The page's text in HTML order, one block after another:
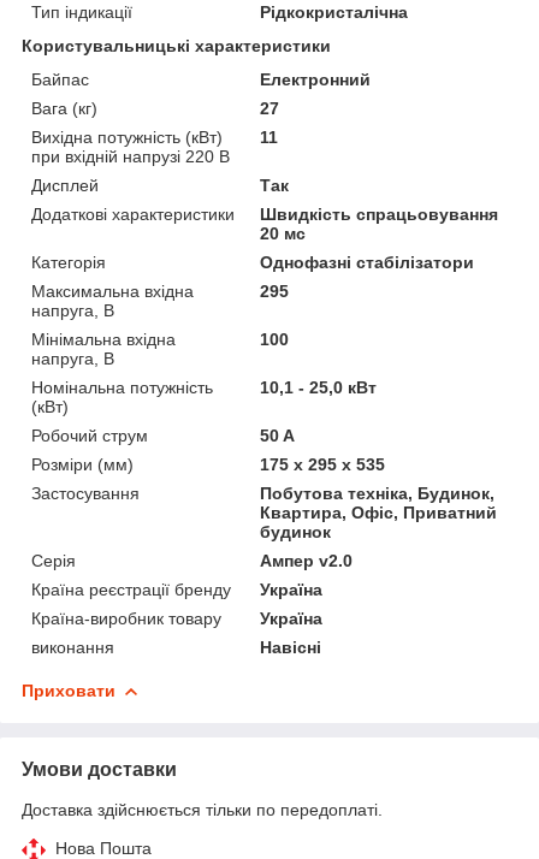
Тип індикації
Рідкокристалічна
Користувальницькі характеристики
Байпас
Електронний
Вага (кг)
27
Вихідна потужність (кВт)
при вхідній напрузі 220 В
11
Дисплей
Так
Додаткові характеристики
Швидкість спрацьовування
20 мс
Категорія
Однофазні стабілізатори
Максимальна вхідна
напруга, В
295
Мінімальна вхідна
напруга, В
100
Номінальна потужність
(кВт)
10,1 - 25,0 кВт
Робочий струм
50 A
Розміри (мм)
175 x 295 x 535
Застосування
Побутова техніка, Будинок,
Квартира, Офіс, Приватний
будинок
Серія
Ампер v2.0
Країна реєстрації бренду
Україна
Країна-виробник товару
Україна
виконання
Навісні
Приховати
Умови доставки
Доставка здійснюється тільки по передоплаті.
Нова Пошта